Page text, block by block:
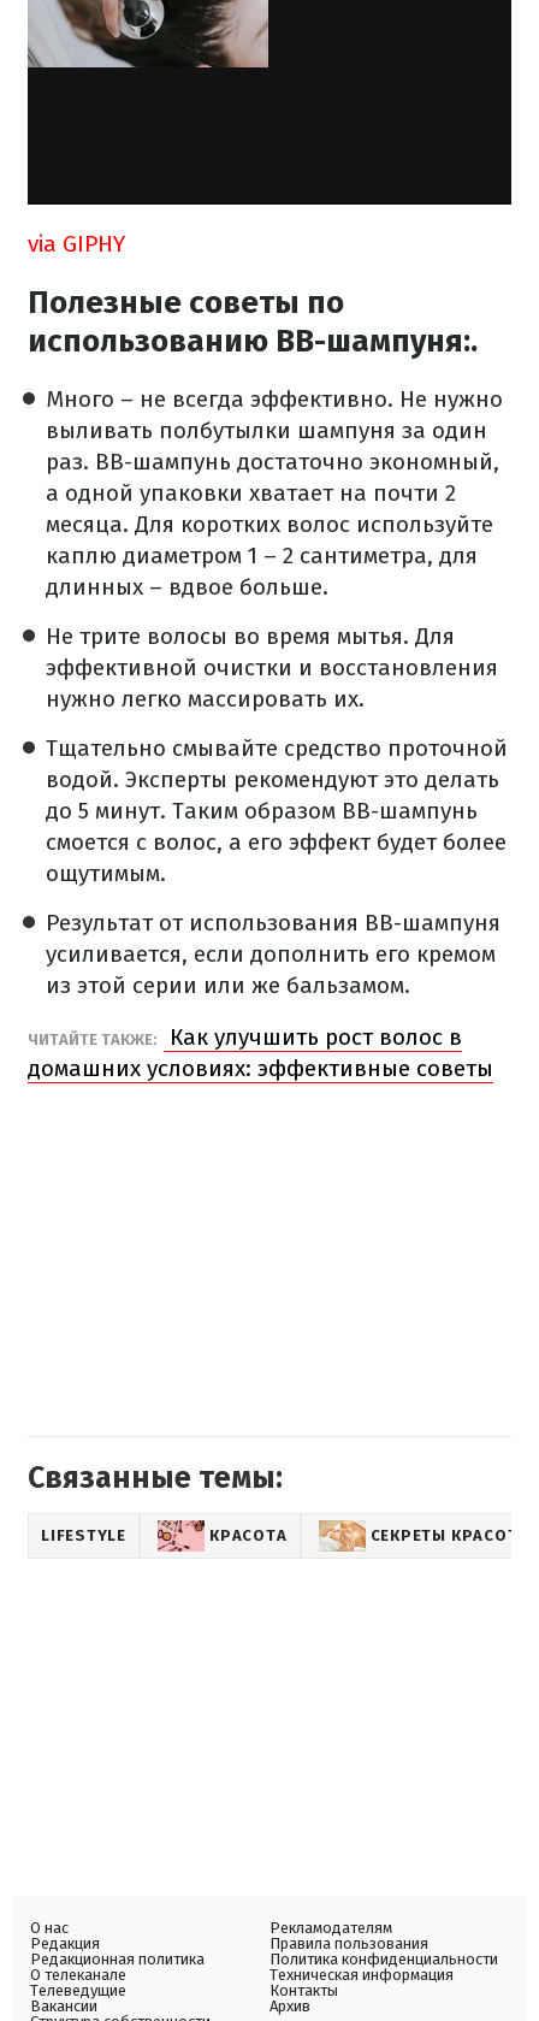
via GIPHY
Полезные советы по
использованию ВВ-шампуня:.
Много – не всегда эффективно. Не нужно
выливать полбутылки шампуня за один
раз. ВВ-шампунь достаточно экономный,
а одной упаковки хватает на почти 2
месяца. Для коротких волос используйте
каплю диаметром 1 – 2 сантиметра, для
длинных – вдвое больше.
Не трите волосы во время мытья. Для
эффективной очистки и восстановления
нужно легко массировать их.
Тщательно смывайте средство проточной
водой. Эксперты рекомендуют это делать
до 5 минут. Таким образом ВВ-шампунь
смоется с волос, а его эффект будет более
ощутимым.
Результат от использования ВВ-шампуня
усиливается, если дополнить его кремом
из этой серии или же бальзамом.
ЧИТАЙТЕ ТАКЖЕ:
Как улучшить рост волос в
домашних условиях: эффективные советы
Связанные темы:
LIFESTYLE КРАСОТА СЕКРЕТЫ
О нас
Редакция
Редакционная политика
О телеканале
Телеведущие
Вакансии
Рекламодателям
Правила пользования
Политика конфиденциальности
Техническая информация
Контакты
Архив